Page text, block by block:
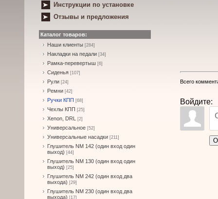
Инструкции по установке
Отзывы и предложения
Каталог товаров:
Наши клиенты [284]
Накладки на педали [34]
Рамка-перевертыш [6]
Сиденья [107]
Рули [24]
Ремни [42]
Ручки КПП [68]
Чехлы КПП [25]
Xenon, DRL [2]
Универсальное [52]
Универсальные насадки [211]
Глушитель NM 142 (один вход один
выход) [44]
Глушитель NM 130 (один вход один
выход) [25]
Глушитель NM 242 (один вход два
выхода) [29]
Глушитель NM 230 (один вход два
выхода) [17]
Всего
Войдите: